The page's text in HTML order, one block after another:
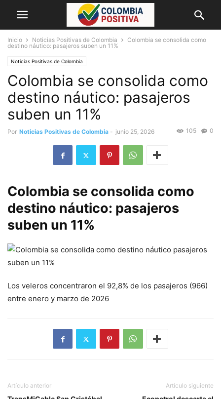
Inicio Noticias Positivas de Colombia
Colombia se consolida como
destino náutico: pasajeros suben un 11%
Noticias Positivas de Colombia
Colombia se consolida como
destino náutico: pasajeros
suben un 11%
Por Noticias Positivas de Colombia - junio 25, 2026 0
105
Colombia se consolida como
destino náutico: pasajeros
suben un 11%
Los veleros concentraron el 92,8% de los pasajeros (966)
entre enero y marzo de 2026
Artículo anterior Artículo siguiente